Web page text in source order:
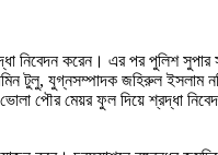
নিবেদন করেন। এর পর পুলিশ
টুলু, যুগ্নসম্পাদক জহিরুল ইসলাম
পৌর মেয়র ফুল দিয়ে শ্রদ্ধা